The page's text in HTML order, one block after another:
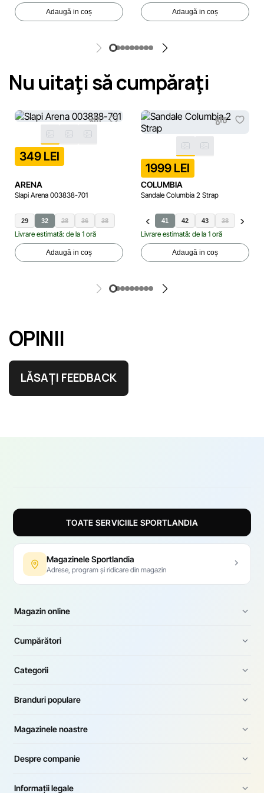
Adaugă in coș Adaugă in coș
Nu uitaţi să cumpăraţi
349 LEI
ARENA
Slapi Arena 003838-701
29 32 28 36 38
Livrare estimată: de la 1 oră
Adaugă in coș
1999 LEI
COLUMBIA
Sandale Columbia 2 Strap
41 42 43 38 44
Livrare estimată: de la 1 oră
Adaugă in coș
OPINII
LĂSAȚI FEEDBACK
TOATE SERVICIILE SPORTLANDIA
Magazinele Sportlandia
Adrese, program și ridicare din magazin
Magazin online
Cumpărători
Categorii
Branduri populare
Magazinele noastre
Despre companie
Informații legale